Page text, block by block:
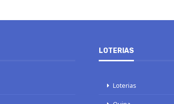
LOTERIAS
Loterias